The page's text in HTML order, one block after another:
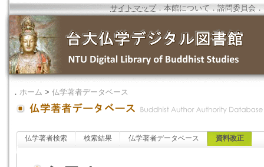
サイトマップ．本館について ．諮問委員会 ．
． ホーム > 仏学著者データベース
仏学著者検索 検索結果 仏学著者データベース 資料改正